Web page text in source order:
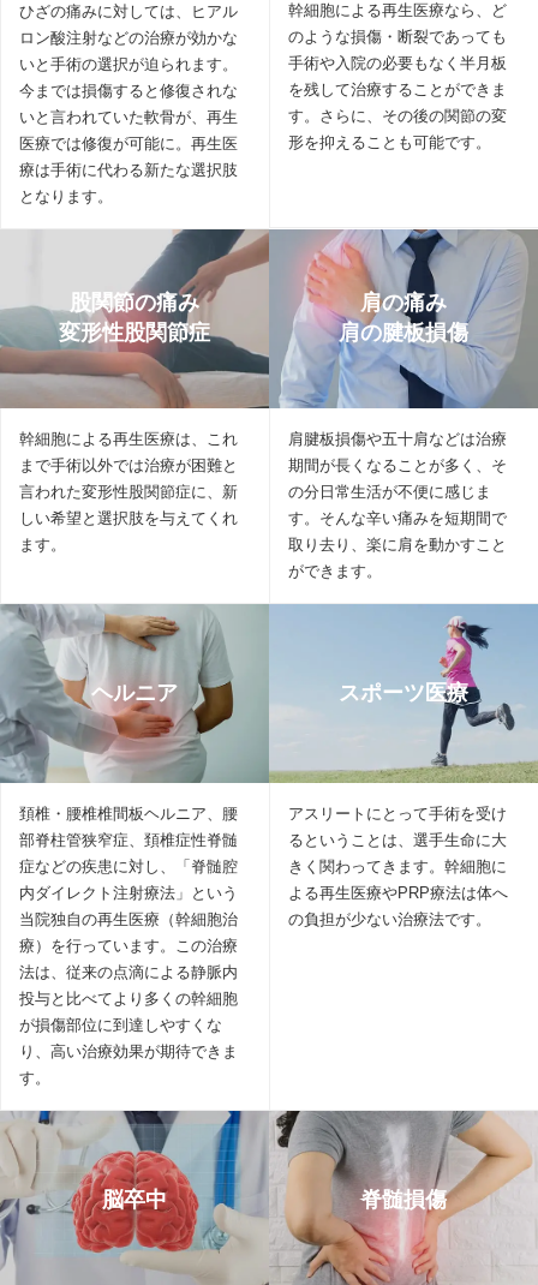
ひざの痛みに対しては、ヒアル
ロン酸注射などの治療が効かな
いと手術の選択が迫られます。
今までは損傷すると修復されな
いと言われていた軟骨が、再生
医療では修復が可能に。再生医
療は手術に代わる新たな選択肢
となります。
幹細胞による再生医療なら、ど
のような損傷・断裂であっても
手術や入院の必要もなく半月板
を残して治療することができま
す。さらに、その後の関節の変
形を抑えることも可能です。
股関節の痛み
変形性股関節症
幹細胞による再生医療は、これ
まで手術以外では治療が困難と
言われた変形性股関節症に、新
しい希望と選択肢を与えてくれ
ます。
肩の痛み
肩の腱板損傷
肩腱板損傷や五十肩などは治療
期間が長くなることが多く、そ
の分日常生活が不便に感じま
す。そんな辛い痛みを短期間で
取り去り、楽に肩を動かすこと
ができます。
ヘルニア
頚椎・腰椎椎間板ヘルニア、腰
部脊柱管狭窄症、頚椎症性脊髄
症などの疾患に対し、「脊髄腔
内ダイレクト注射療法」という
当院独自の再生医療（幹細胞治
療）を行っています。この治療
法は、従来の点滴による静脈内
投与と比べてより多くの幹細胞
が損傷部位に到達しやすくな
り、高い治療効果が期待できま
す。
スポーツ医療
アスリートにとって手術を受け
るということは、選手生命に大
きく関わってきます。幹細胞に
よる再生医療やPRP療法は体へ
の負担が少ない治療法です。
脳卒中 脊髄損傷